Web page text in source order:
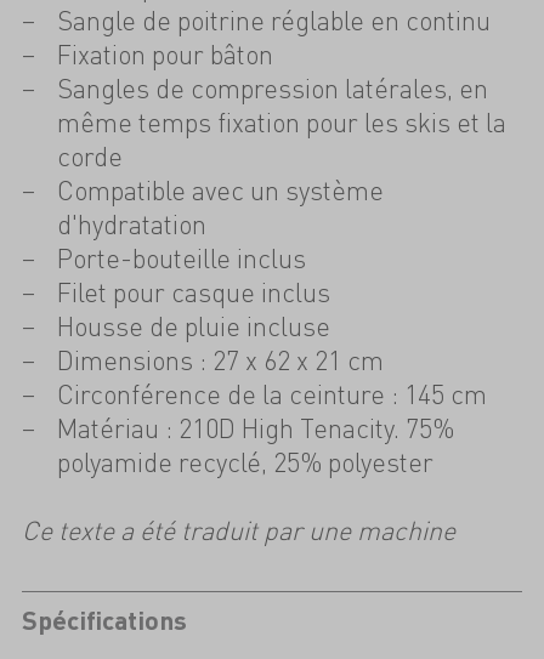
Sangle de poitrine réglable en continu
Fixation pour bâton
Sangles de compression latérales, en
même temps fixation pour les skis et la
corde
Compatible avec un système
d'hydratation
Porte-bouteille inclus
Filet pour casque inclus
Housse de pluie incluse
Dimensions : 27 x 62 x 21 cm
Circonférence de la ceinture : 145 cm
Matériau : 210D High Tenacity. 75%
polyamide recyclé, 25% polyester
Ce texte a été traduit par une machine
Spécifications